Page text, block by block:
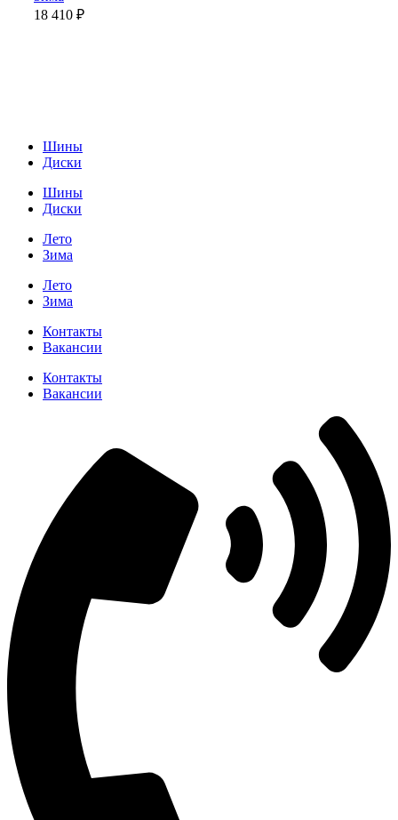
18 410 ₽
Шины
Диски
Шины
Диски
Лето
Зима
Лето
Зима
Контакты
Вакансии
Контакты
Вакансии